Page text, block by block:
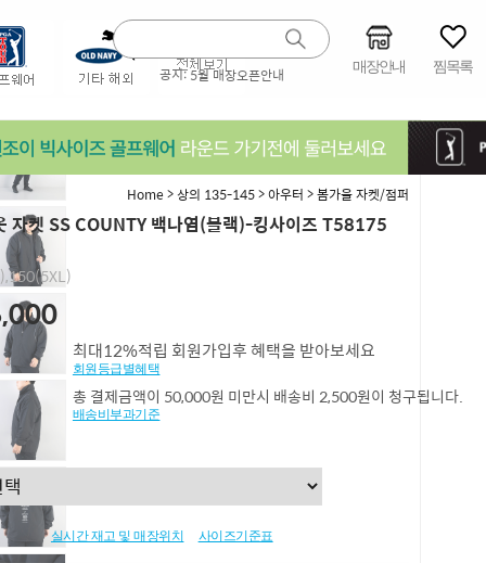
공지:5월 매장오픈안내 매장안내 찜목록
Home>상의 135-145>아우터 >봄가을 자켓/점퍼
자켓 SS COUNTY 백나염(블랙)-킹사이즈 T58175
최대12%적립 회원가입후 혜택을 받아보세요
회원등급별혜택
총 결제금액이 50,000원 미만시 배송비 2,500원이 청구됩니다.
배송비부과기준
실시간 재고 및 매장위치 사이즈기준표